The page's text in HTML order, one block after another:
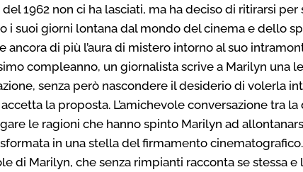
1962 non ci ha lasciati, ma ha deciso di ritirarsi
i suoi giorni lontana dal mondo del cinema e dello
ancora di più l’aura di mistero intorno al suo
compleanno, un giornalista scrive a Marilyn una
senza però nascondere il desiderio di volerla
la proposta. L’amichevole conversazione tra la
le ragioni che hanno spinto Marilyn ad
in una stella del firmamento
di Marilyn, che senza rimpianti racconta se stessa e